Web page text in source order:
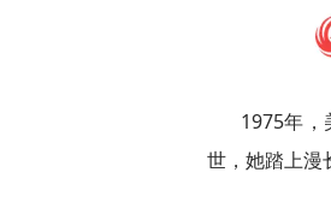
1975年，
世，她踏上漫